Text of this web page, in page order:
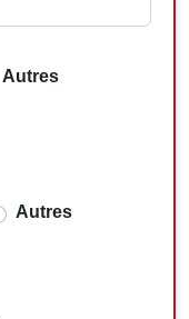
Autres
Autres